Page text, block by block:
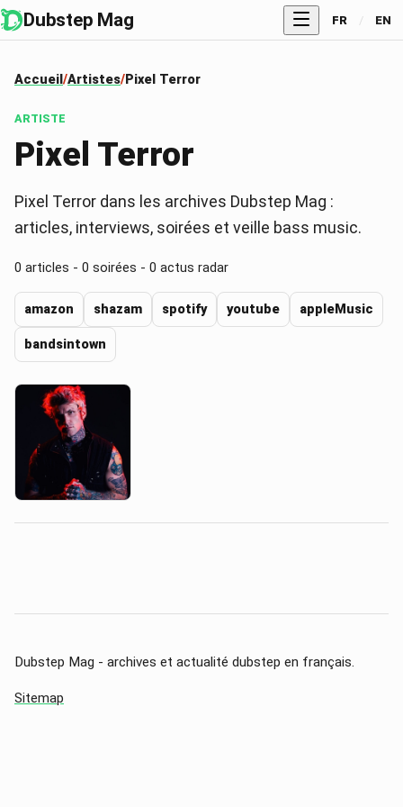
Dubstep Mag FR / EN
Accueil Artistes Pixel Terror
ARTISTE
Pixel Terror
Pixel Terror dans les archives Dubstep Mag :
articles, interviews, soirées et veille bass music.
0 articles - 0 soirées - 0 actus radar
amazon shazam spotify youtube appleMusic
bandsintown
Dubstep Mag - archives et actualité dubstep en français.
Sitemap